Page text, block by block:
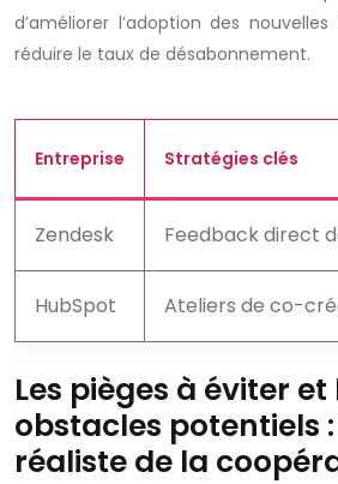
d’améliorer l’adoption des
réduire le taux de désabonnement.
Entreprise Stratégies clés
Zendesk Feedback direct
HubSpot Ateliers de co-
Les pièges à éviter et
obstacles potentiels
réaliste de la